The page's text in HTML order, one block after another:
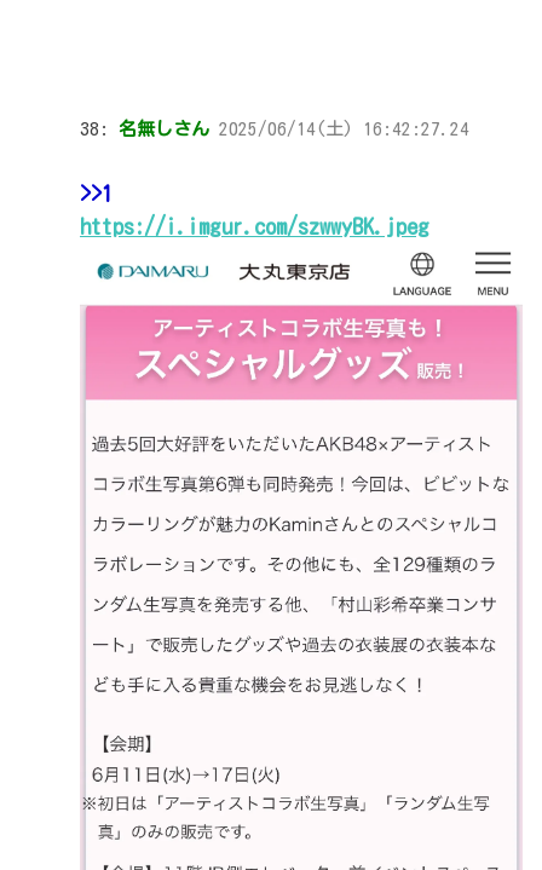
38: 名無しさん 2025/06/14(土) 16:42:27.24
>>1
https://i.imgur.com/szwwyBK.jpeg